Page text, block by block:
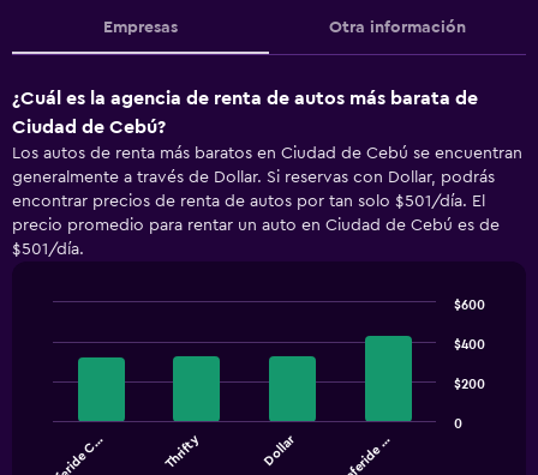
Empresas Otra información
¿Cuál es la agencia de renta de autos más barata de
Ciudad de Cebú?
Los autos de renta más baratos en Ciudad de Cebú se encuentran
generalmente a través de Dollar. Si reservas con Dollar, podrás
encontrar precios de renta de autos por tan solo $501/día. El
precio promedio para rentar un auto en Ciudad de Cebú es de
$501/día.
chart
graphic.
Thrifty Dollar Saferide …
0
$200
$400
$600